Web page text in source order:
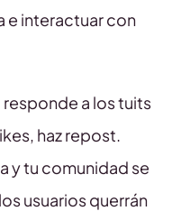
e interactuar con
a los tuits
haz repost.
y tu comunidad se
usuarios querrán